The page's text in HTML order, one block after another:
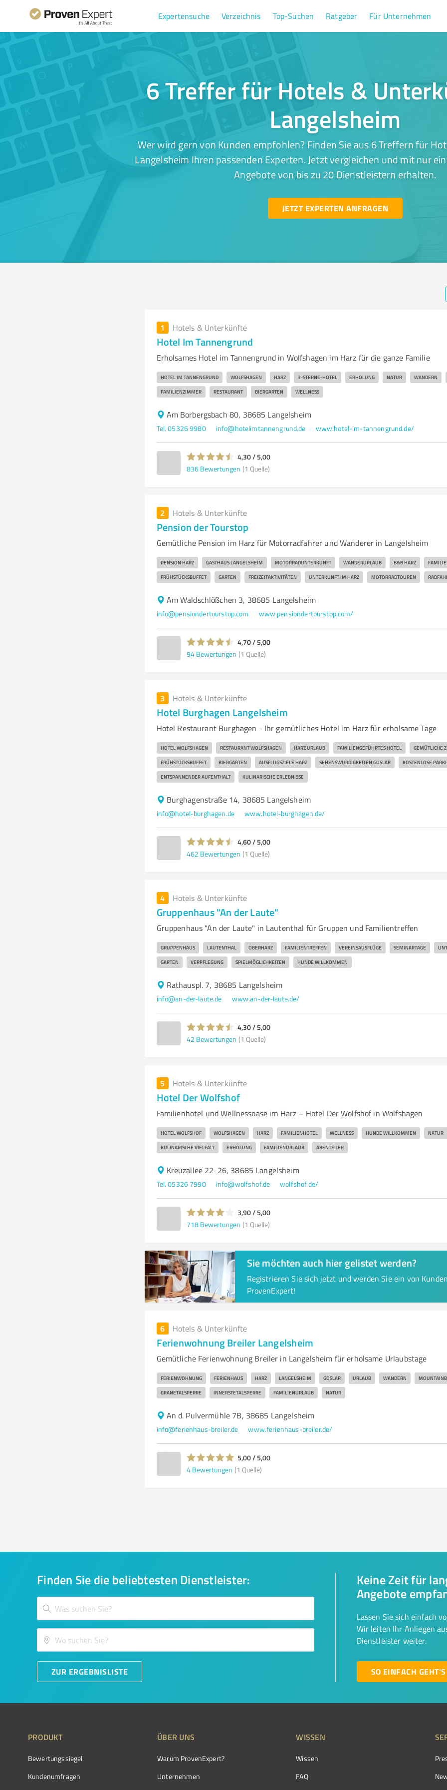
Expertensuche Verzeichnis Top-Suchen Ratgeber Für Unternehmen
6 Treffer für Hotels &
Langelsheim
Wer wird gern von Kunden empfohlen? Finden Sie aus 6 Treffern für
Langelsheim Ihren passenden Experten. Jetzt vergleichen und mit nur
Angebote von bis zu 20 Dienstleistern erhalten.
JETZT EXPERTEN ANFRAGEN
1 Hotels & Unterkünfte
Hotel Im Tannengrund
Erholsames Hotel im Tannengrund in Wolfshagen im Harz für die ganze Familie
HOTEL IM TANNENGRUND WOLFSHAGEN HARZ 3-STERNE-HOTEL ERHOLUNG NATUR WANDERN
FAMILIENZIMMER RESTAURANT BIERGARTEN WELLNESS
Am Borbergsbach 80, 38685 Langelsheim
Tel. 05326 9980 info@hotelimtannengrund.de www.hotel-im-tannengrund.de/
4,30 / 5,00
836 Bewertungen (1 Quelle)
2 Hotels & Unterkünfte
Pension der Tourstop
Gemütliche Pension im Harz für Motorradfahrer und Wanderer in Langelsheim
PENSION HARZ GASTHAUS LANGELSHEIM MOTORRADUNTERKUNFT WANDERURLAUB B&B HARZ
FRÜHSTÜCKSBUFFET GARTEN FREIZEITAKTIVITÄTEN UNTERKUNFT IM HARZ MOTORRADTOUREN
Am Waldschlößchen 3, 38685 Langelsheim
info@pensiondertourstop.com www.pensiondertourstop.com/
4,70 / 5,00
94 Bewertungen (1 Quelle)
3 Hotels & Unterkünfte
Hotel Burghagen Langelsheim
Hotel Restaurant Burghagen - Ihr gemütliches Hotel im Harz für erholsame Tage
HOTEL WOLFSHAGEN RESTAURANT WOLFSHAGEN HARZ URLAUB FAMILIENGEFÜHRTES HOTEL GEMÜTLICHE
FRÜHSTÜCKSBUFFET BIERGARTEN AUSFLUGSZIELE HARZ SEHENSWÜRDIGKEITEN GOSLAR KOSTENLOSE
ENTSPANNENDER AUFENTHALT KULINARISCHE ERLEBNISSE
Burghagenstraße 14, 38685 Langelsheim
info@hotel-burghagen.de www.hotel-burghagen.de/
4,60 / 5,00
462 Bewertungen (1 Quelle)
4 Hotels & Unterkünfte
Gruppenhaus "An der Laute"
Gruppenhaus "An der Laute" in Lautenthal für Gruppen und Familientreffen
GRUPPENHAUS LAUTENTHAL OBERHARZ FAMILIENTREFFEN VEREINSAUSFLÜGE SEMINARTAGE
GARTEN VERPFLEGUNG SPIELMÖGLICHKEITEN HUNDE WILLKOMMEN
Rathauspl. 7, 38685 Langelsheim
info@an-der-laute.de www.an-der-laute.de/
4,30 / 5,00
42 Bewertungen (1 Quelle)
5 Hotels & Unterkünfte
Hotel Der Wolfshof
Familienhotel und Wellnessoase im Harz – Hotel Der Wolfshof in Wolfshagen
HOTEL WOLFSHOF WOLFSHAGEN HARZ FAMILIENHOTEL WELLNESS HUNDE WILLKOMMEN NATUR
KULINARISCHE VIELFALT ERHOLUNG FAMILIENURLAUB ABENTEUER
Kreuzallee 22-26, 38685 Langelsheim
Tel. 05326 7990 info@wolfshof.de wolfshof.de/
3,90 / 5,00
718 Bewertungen (1 Quelle)
Sie möchten auch hier gelistet werden?
Registrieren Sie sich jetzt und werden Sie ein von
ProvenExpert!
6 Hotels & Unterkünfte
Ferienwohnung Breiler Langelsheim
Gemütliche Ferienwohnung Breiler in Langelsheim für erholsame Urlaubstage
FERIENWOHNUNG FERIENHAUS HARZ LANGELSHEIM GOSLAR URLAUB WANDERN
GRANETALSPERRE INNERSTETALSPERRE FAMILIENURLAUB NATUR
An d. Pulvermühle 7B, 38685 Langelsheim
info@ferienhaus-breiler.de www.ferienhaus-breiler.de/
5,00 / 5,00
4 Bewertungen (1 Quelle)
Finden Sie die beliebtesten Dienstleister:
ZUR ERGEBNISLISTE
Keine Zeit für
Angebote
Lassen Sie sich einfach
Wir leiten Ihr Anliegen
Dienstleister weiter.
SO EINFACH GEHT'S
PRODUKT
Bewertungssiegel
Kundenumfragen
ÜBER UNS
Warum ProvenExpert?
Unternehmen
WISSEN
Wissen
FAQ